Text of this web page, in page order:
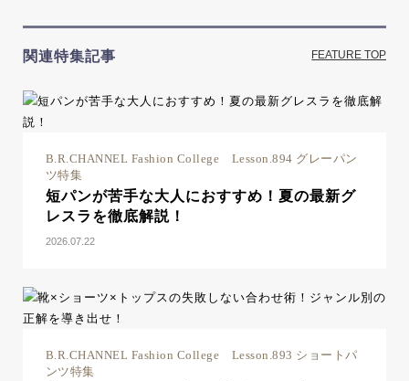
関連特集記事 FEATURE TOP
B.R.CHANNEL Fashion College Lesson.894 グレーパン
ツ特集
短パンが苦手な大人におすすめ！夏の最新グ
レスラを徹底解説！
2026.07.22
B.R.CHANNEL Fashion College Lesson.893 ショートパ
ンツ特集